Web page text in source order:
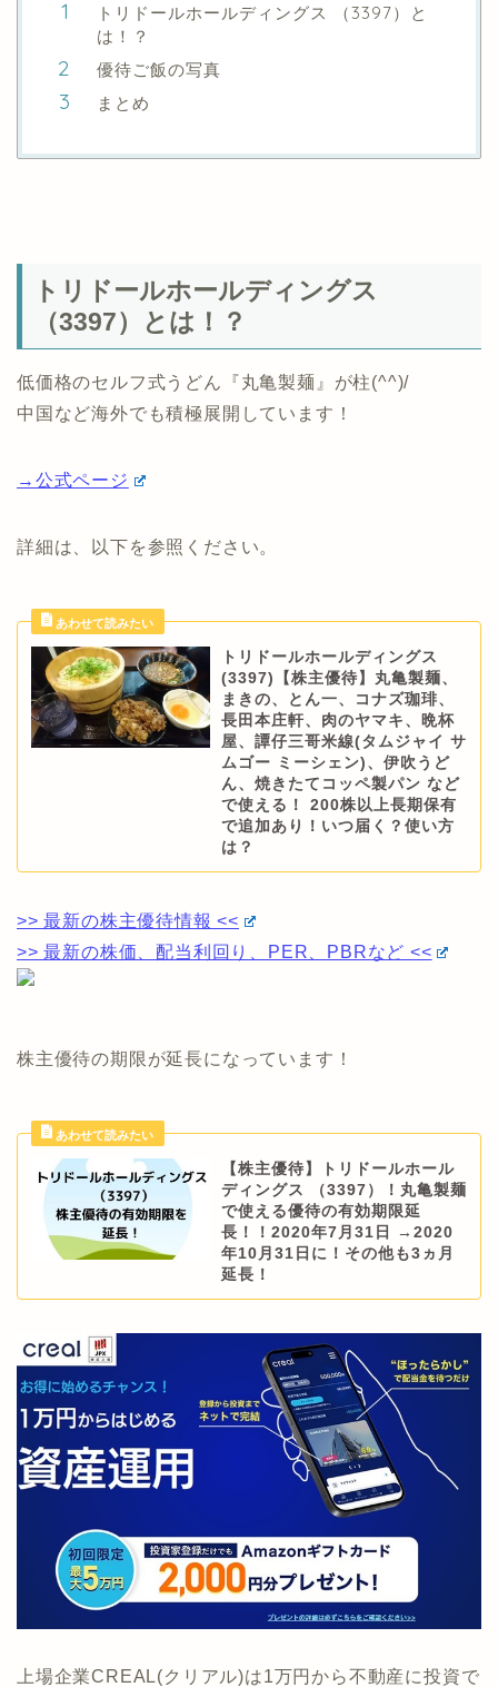
トリドールホールディングス （3397）と
は！？
優待ご飯の写真
まとめ
トリドールホールディングス
（3397）とは！？
低価格のセルフ式うどん『丸亀製麺』が柱(^^)/
中国など海外でも積極展開しています！
→公式ページ
詳細は、以下を参照ください。
トリドールホールディングス
(3397)【株主優待】丸亀製麺、
まきの、とん一、コナズ珈琲、
長田本庄軒、肉のヤマキ、晩杯
屋、譚仔三哥米線(タムジャイ サ
ムゴー ミーシェン)、伊吹うど
ん、焼きたてコッペ製パン など
で使える！ 200株以上長期保有
で追加あり！いつ届く？使い方
は？
>> 最新の株主優待情報 <<
>> 最新の株価、配当利回り、PER、PBRなど <<
株主優待の期限が延長になっています！
【株主優待】トリドールホール
ディングス （3397）！丸亀製麺
で使える優待の有効期限延
長！！2020年7月31日 →2020
年10月31日に！その他も3ヵ月
延長！
上場企業CREAL(クリアル)は1万円から不動産に投資で